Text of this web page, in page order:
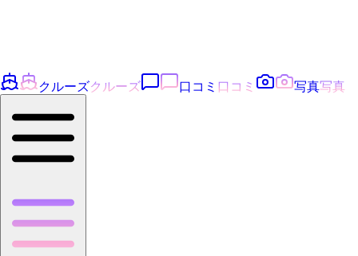
クルーズクルーズ 口コミ 口コミ 写真写真